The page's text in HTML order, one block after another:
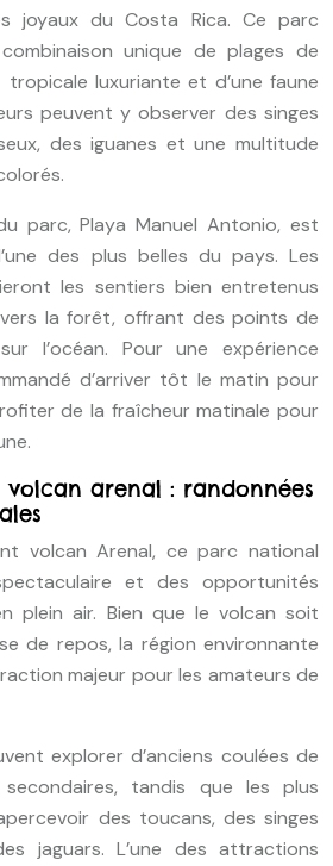
joyaux du Costa Rica. Ce parc
unique de plages de
luxuriante et d’une faune
peuvent y observer des singes
des iguanes et une multitude
parc, Playa Manuel Antonio, est
des plus belles du pays. Les
les sentiers bien entretenus
la forêt, offrant des points de
l’océan. Pour une expérience
d’arriver tôt le matin pour
de la fraîcheur matinale pour
arenal : randonnées
volcan Arenal, ce parc national
et des opportunités
plein air. Bien que le volcan soit
de repos, la région environnante
majeur pour les amateurs de
explorer d’anciens coulées de
tandis que les plus
des toucans, des singes
jaguars. L’une des attractions